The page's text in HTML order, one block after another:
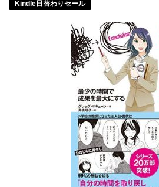
Kindle日替わりセール